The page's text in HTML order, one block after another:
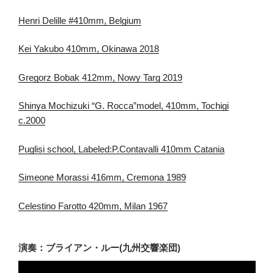
Henri Delille #410mm, Belgium
Kei Yakubo 410mm, Okinawa 2018
Gregorz Bobak 412mm, Nowy Targ 2019
Shinya Mochizuki “G. Rocca”model, 410mm, Tochigi
c.2000
Puglisi school, Labeled:P.Contavalli 410mm Catania
Simeone Morassi 416mm, Cremona 1989
Celestino Farotto 420mm, Milan 1967
演奏：ブライアン・ルー(九州交響楽団)